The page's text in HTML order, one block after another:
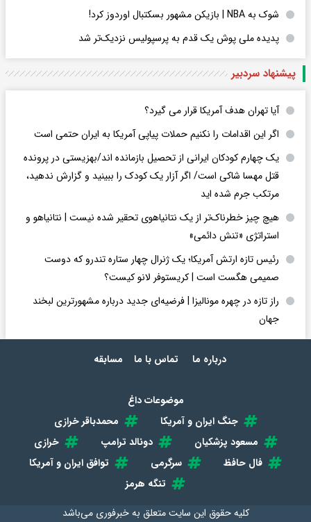
شوک به NBA | بازیکن مشهور بسکتبال اوردوز کرد!
پدیده ملی پوش یک قدم به پرسپولیس نزدیک‌تر شد
پیشنهاد سردبیر
آیا تهران هدف آمریکا قرار می گیرد؟
اگر این اقدامات را نکنیم حملات پیاپی آمریکا به ایران حتمی است
یک چهارم کودکان ایرانی از تحصیل بازمانده اند/بهزیستی در پرونده
قتل مهسا شاکی است/ اگر آزار یک کودک را ببینید و گزارش ندهید،
مرتکب جرم شده اید
هیچ چیز خطرناک‌تر از یک نتانیاهوی تحقیر شده نیست | نتانیاهو و
استراتژی «تنش دائمی»
رئیس تازه ارتش آمریکا؛ یک ژنرال چهار ستاره تندرو که دوست
صمیمی هگست است | کریستوفر لانو کیست؟
راز تازه در چهره مونالیزا | فرضیه‌ای جدید درباره مشهورترین لبخند
جهان
درباره ما تماس با ما مسابقه
موضوعات داغ
جنگ ایران و آمریکا
محمدباقر خرازی
مسعود پزشکیان
دونالد ترامپ
خرازی
فال حافظ
سرگرمی
توافق ایران و آمریکا
تنگه هرمز
کلیه حقوق این سایت متعلق بهخبرفوری می‌باشد